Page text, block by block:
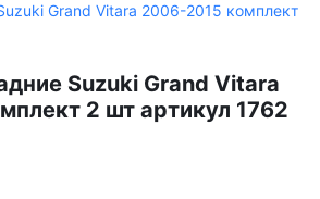
Grand Vitara 2006-2015 комплект
Suzuki Grand Vitara
2 шт артикул 1762